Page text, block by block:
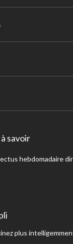
savoir
hebdomadaire
plus